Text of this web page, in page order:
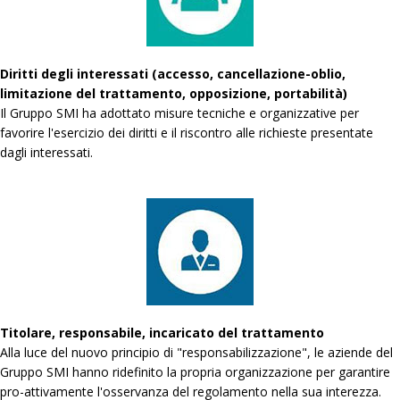
Diritti degli interessati (accesso, cancellazione-oblio,
limitazione del trattamento, opposizione, portabilità)
Il Gruppo SMI ha adottato misure tecniche e organizzative per
favorire l'esercizio dei diritti e il riscontro alle richieste presentate
dagli interessati.
Titolare, responsabile, incaricato del trattamento
Alla luce del nuovo principio di "responsabilizzazione", le aziende del
Gruppo SMI hanno ridefinito la propria organizzazione per garantire
pro-attivamente l'osservanza del regolamento nella sua interezza.